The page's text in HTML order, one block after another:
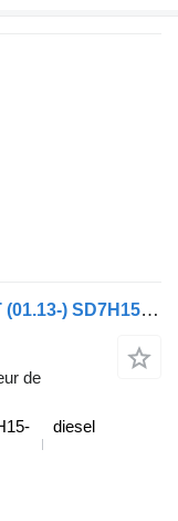
Radiateur de climatisation Sanden T (01.13-) SD7H15-4324 pour tracteur routier Renault T (2013-)
de
diesel